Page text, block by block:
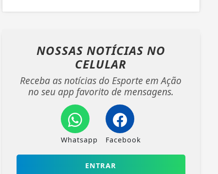
NOSSAS NOTÍCIAS NO
CELULAR
Receba as notícias do Esporte em Ação
no seu app favorito de mensagens.
Whatsapp Facebook
ENTRAR